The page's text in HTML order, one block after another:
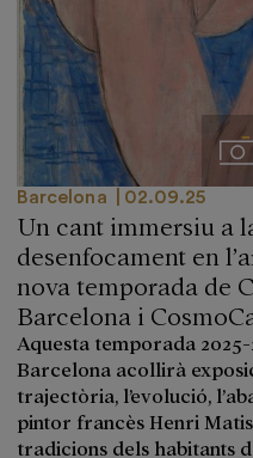
Barcelona 02.09.25
Un cant immersiu a
desenfocament en
nova temporada de
Barcelona i
Aquesta temporada
Barcelona acollirà
trajectòria, l’evolució,
pintor francès Henri
tradicions dels habitants